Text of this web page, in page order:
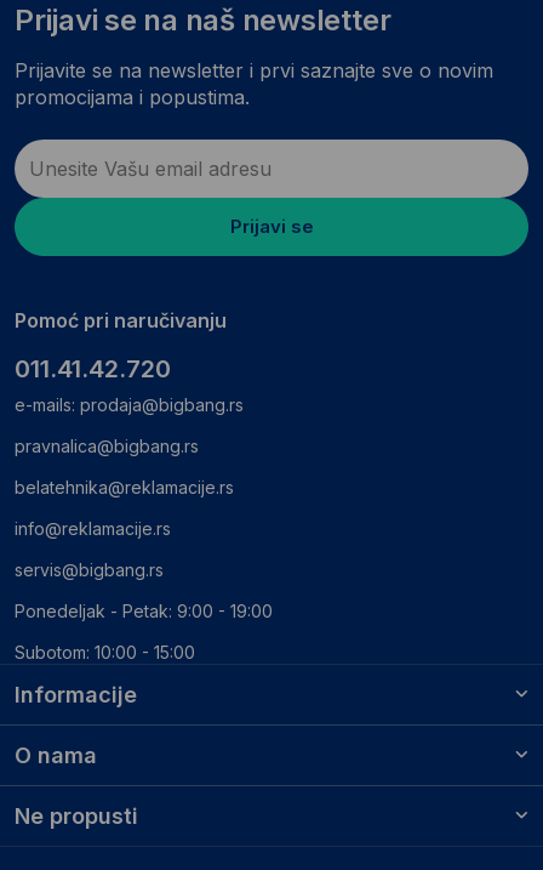
Informacije
O nama
Ne propusti
Prijavi se na naš newsletter
Prijavite se na newsletter i prvi saznajte sve o novim
promocijama i popustima.
Prijavi se
Pomoć pri naručivanju
011.41.42.720
e-mails: prodaja@bigbang.rs
pravnalica@bigbang.rs
belatehnika@reklamacije.rs
info@reklamacije.rs
servis@bigbang.rs
Ponedeljak - Petak: 9:00 - 19:00
Subotom: 10:00 - 15:00